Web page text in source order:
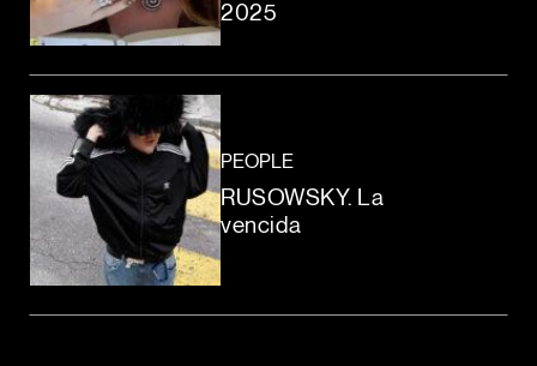
2025
PEOPLE
RUSOWSKY. La
vencida